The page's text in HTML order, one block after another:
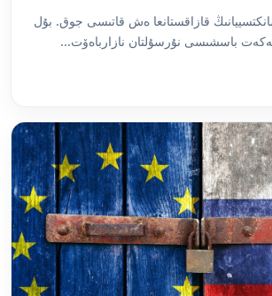
قازاقستانعا ەش قاتىسى جوق. بۇل
باسشىسى نۇرسۇلتان نازارباەۆت...